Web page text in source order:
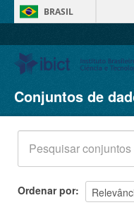
BRASIL
Conjuntos de dados
Organizações
Grupos
Sobre
Conjuntos de
Ordenar por